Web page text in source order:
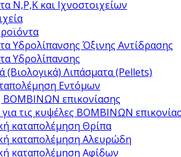
Ν,Ρ,Κ και Ιχνοστοιχείων
Υδρολίπανσης Όξινης Αντίδρασης
Υδρολίπανσης
(Βιολογικά) Λιπάσματα (Pellets)
Εντόμων
ΒΟΜΒΙΝΩΝ επικονίασης
τις κυψέλες ΒΟΜΒΙΝΩΝ
καταπολέμηση Θρίπα
καταπολέμηση Αλευρώδη
καταπολέμηση Αφίδων